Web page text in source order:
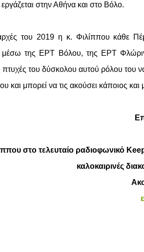
εργάζεται στην Αθήνα και στο Βόλο.
του 2019 η κ. Φιλίππου κάθε
μέσω της ΕΡΤ Βόλου, της ΕΡΤ
πτυχές του δύσκολου αυτού ρόλου του
και μπορεί να τις ακούσει κάποιος και
στο τελευταίο ραδιοφωνικό
καλοκαιρινές